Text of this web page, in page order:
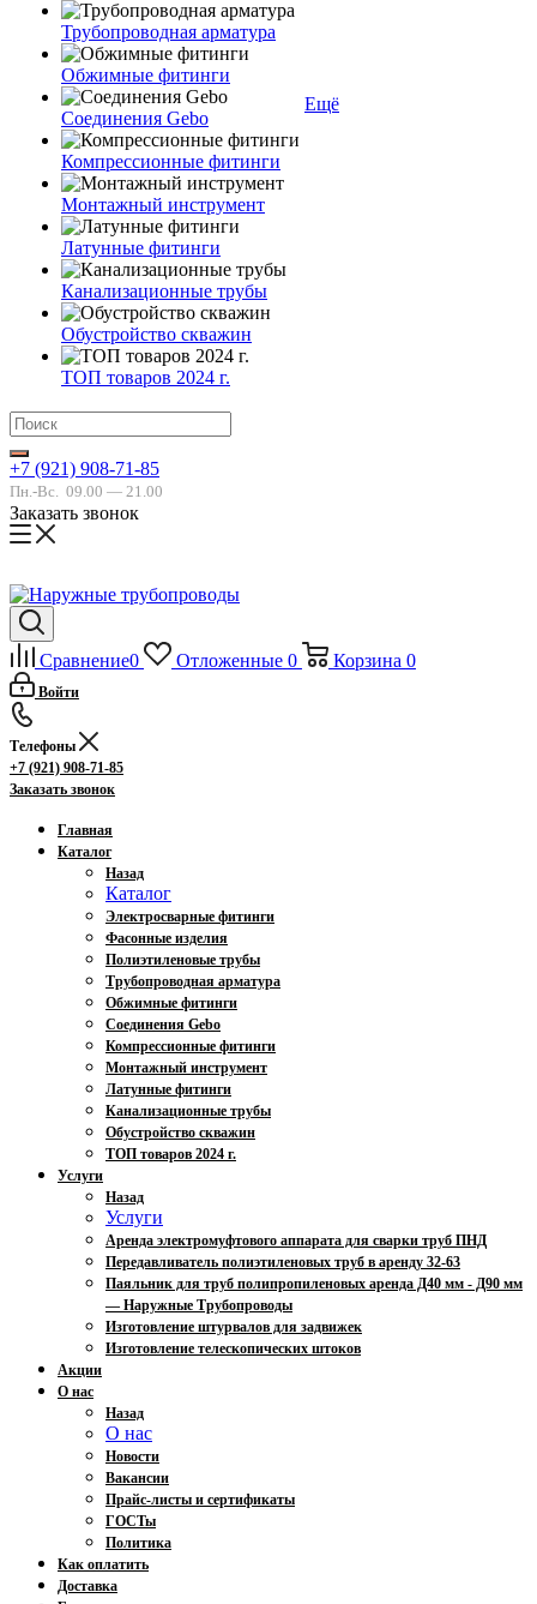
Трубопроводная арматура
Обжимные фитинги
Соединения Gebo
Компрессионные фитинги
Монтажный инструмент
Латунные фитинги
Канализационные трубы
Обустройство скважин
ТОП товаров 2024 г.
Ещё
+7 (921) 908-71-85
Пн.-Вс. 09.00 — 21.00
Заказать звонок
Сравнение0 Отложенные 0 Корзина 0
Войти
Телефоны
+7 (921) 908-71-85
Заказать звонок
Главная
Каталог
Назад
Каталог
Электросварные фитинги
Фасонные изделия
Полиэтиленовые трубы
Трубопроводная арматура
Обжимные фитинги
Соединения Gebo
Компрессионные фитинги
Монтажный инструмент
Латунные фитинги
Канализационные трубы
Обустройство скважин
ТОП товаров 2024 г.
Услуги
Назад
Услуги
Аренда электромуфтового аппарата для сварки труб ПНД
Передавливатель полиэтиленовых труб в аренду 32-63
Паяльник для труб полипропиленовых аренда Д40 мм - Д90 мм
— Наружные Трубопроводы
Изготовление штурвалов для задвижек
Изготовление телескопических штоков
Акции
О нас
Назад
О нас
Новости
Вакансии
Прайс-листы и сертификаты
ГОСТы
Политика
Как оплатить
Доставка